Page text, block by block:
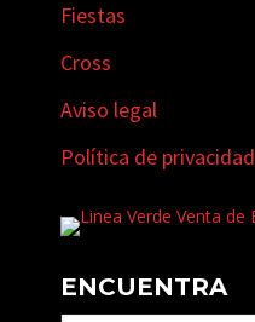
Fiestas
Cross
Aviso legal
Política de privacidad
ENCUENTRA